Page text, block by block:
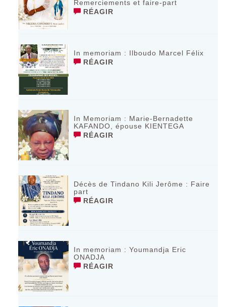
Remerciements et faire-part
RÉAGIR
In memoriam : Ilboudo Marcel Félix
RÉAGIR
In Memoriam : Marie-Bernadette
KAFANDO, épouse KIENTEGA
RÉAGIR
Décès de Tindano Kili Jerôme : Faire
part
RÉAGIR
In memoriam : Youmandja Eric
ONADJA
RÉAGIR